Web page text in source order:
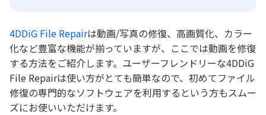
4DDiG File Repairは動画/写真の修復、高画質化、カラー
化など豊富な機能が揃っていますが、ここでは動画を修復
する方法をご紹介します。ユーザーフレンドリーな4DDiG
File Repairは使い方がとても簡単なので、初めてファイル
修復の専門的なソフトウェアを利用するという方もスムー
ズにお使いいただけます。